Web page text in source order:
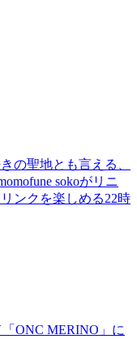
の聖地とも言える、
sokoがリニ
ンクを楽しめる22時
ONC MERINO」に